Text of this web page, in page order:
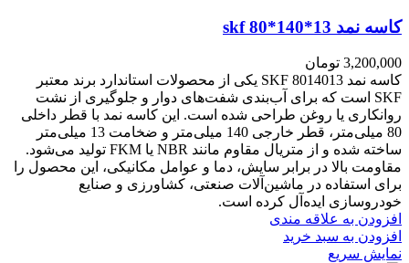
کاسه نمد skf 80*140*13
3,200,000 تومان
کاسه نمد SKF 8014013 یکی از محصولات استاندارد برند معتبر
SKF است که برای آب‌بندی شفت‌های دوار و جلوگیری از نشت
روانکاری یا روغن طراحی شده است. این کاسه نمد با قطر داخلی
80 میلی‌متر، قطر خارجی 140 میلی‌متر و ضخامت 13 میلی‌متر
ساخته شده و از متریال مقاوم مانند NBR یا FKM تولید می‌شود.
مقاومت بالا در برابر سایش، دما و عوامل مکانیکی، این محصول را
برای استفاده در ماشین‌آلات صنعتی، کشاورزی و صنایع
خودروسازی ایده‌آل کرده است.
افزودن به علاقه مندی
افزودن به سبد خرید
نمایش سریع